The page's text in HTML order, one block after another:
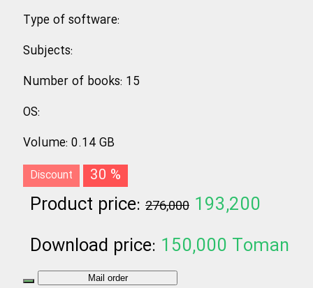
Type of software:
Subjects:
Number of books: 15
OS:
Volume: 0.14 GB
Discount 30 %
Product price: 276,000 193,200
Download price: 150,000 Toman
Mail order